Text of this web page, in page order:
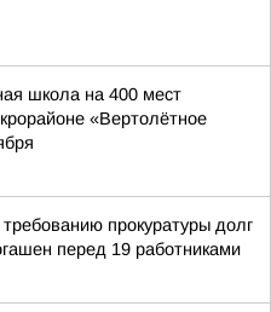
школа на 400 мест
«Вертолётное
требованию прокуратуры долг
перед 19 работниками